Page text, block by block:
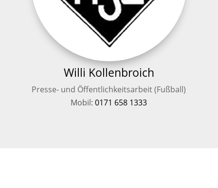
Willi Kollenbroich
Presse- und Öffentlichkeitsarbeit (Fußball)
Mobil:0171 658 1333